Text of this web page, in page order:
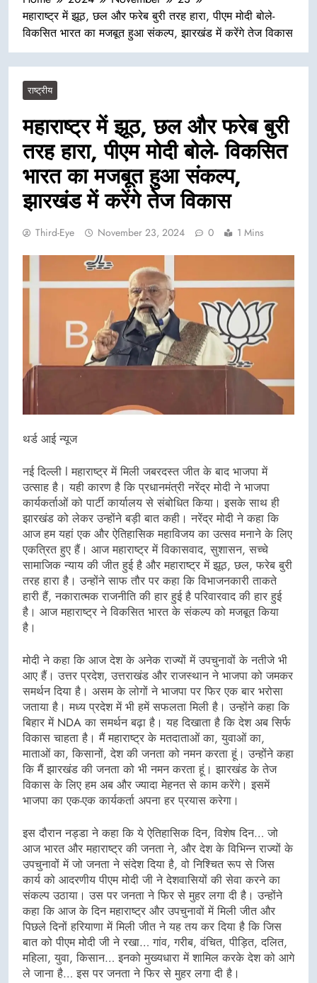
महाराष्ट्र में झूठ, छल और फरेब बुरी तरह हारा, पीएम मोदी बोले-
विकसित भारत का मजबूत हुआ संकल्प, झारखंड में करेंगे तेज विकास
राष्ट्रीय
महाराष्ट्र में झूठ, छल और फरेब बुरी
तरह हारा, पीएम मोदी बोले- विकसित
भारत का मजबूत हुआ संकल्प,
झारखंड में करेंगे तेज विकास
Third-Eye November 23, 2024 0 1 Mins
थर्ड आई न्यूज
नई दिल्ली l महाराष्ट्र में मिली जबरदस्त जीत के बाद भाजपा में
उत्साह है। यही कारण है कि प्रधानमंत्री नरेंद्र मोदी ने भाजपा
कार्यकर्ताओं को पार्टी कार्यालय से संबोधित किया। इसके साथ ही
झारखंड को लेकर उन्होंने बड़ी बात कही। नरेंद्र मोदी ने कहा कि
आज हम यहां एक और ऐतिहासिक महाविजय का उत्सव मनाने के लिए
एकत्रित हुए हैं। आज महाराष्ट्र में विकासवाद, सुशासन, सच्चे
सामाजिक न्याय की जीत हुई है और महाराष्ट्र में झूठ, छल, फरेब बुरी
तरह हारा है। उन्होंने साफ तौर पर कहा कि विभाजनकारी ताकते
हारी हैं, नकारात्मक राजनीति की हार हुई है परिवारवाद की हार हुई
है। आज महाराष्ट्र ने विकसित भारत के संकल्प को मजबूत किया
है।
मोदी ने कहा कि आज देश के अनेक राज्यों में उपचुनावों के नतीजे भी
आए हैं। उत्तर प्रदेश, उत्तराखंड और राजस्थान ने भाजपा को जमकर
समर्थन दिया है। असम के लोगों ने भाजपा पर फिर एक बार भरोसा
जताया है। मध्य प्रदेश में भी हमें सफलता मिली है। उन्होंने कहा कि
बिहार में NDA का समर्थन बढ़ा है। यह दिखाता है कि देश अब सिर्फ
विकास चाहता है। मैं महाराष्ट्र के मतदाताओं का, युवाओं का,
माताओं का, किसानों, देश की जनता को नमन करता हूं। उन्होंने कहा
कि मैं झारखंड की जनता को भी नमन करता हूं। झारखंड के तेज
विकास के लिए हम अब और ज्यादा मेहनत से काम करेंगे। इसमें
भाजपा का एक-एक कार्यकर्ता अपना हर प्रयास करेगा।
इस दौरान नड्डा ने कहा कि ये ऐतिहासिक दिन, विशेष दिन… जो
आज भारत और महाराष्ट्र की जनता ने, और देश के विभिन्न राज्यों के
उपचुनावों में जो जनता ने संदेश दिया है, वो निश्चित रूप से जिस
कार्य को आदरणीय पीएम मोदी जी ने देशवासियों की सेवा करने का
संकल्प उठाया। उस पर जनता ने फिर से मुहर लगा दी है। उन्होंने
कहा कि आज के दिन महाराष्ट्र और उपचुनावों में मिली जीत और
पिछले दिनों हरियाणा में मिली जीत ने यह तय कर दिया है कि जिस
बात को पीएम मोदी जी ने रखा… गांव, गरीब, वंचित, पीड़ित, दलित,
महिला, युवा, किसान… इनको मुख्यधारा में शामिल करके देश को आगे
ले जाना है… इस पर जनता ने फिर से मुहर लगा दी है।